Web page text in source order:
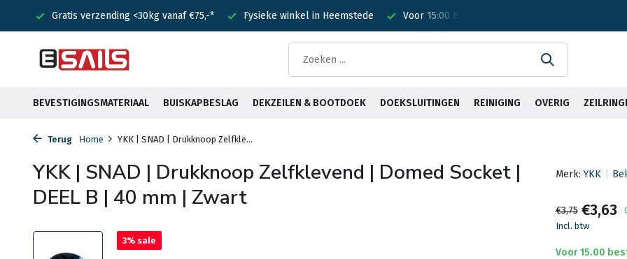
Gratis verzending <30kg vanaf €75,-* Fysieke winkel in Heemstede Voor 15:00 besteld? Is vandaag verzonden!
BEVESTIGINGSMATERIAAL BUISKAPBESLAG DEKZEILEN & BOOTDOEK DOEKSLUITINGEN REINIGING OVERIG
Terug Home YKK | SNAD | Drukknoop Zelfkle...
YKK | SNAD | Drukknoop Zelfklevend | Domed Socket |
DEEL B | 40 mm | Zwart
3% sale
Merk:YKK
€3,75 €3,63
Incl. btw
Voor 15.00